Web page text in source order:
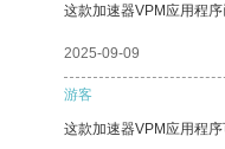
这款加速器VPM应用程
2025-09-09
游客
这款加速器VPM应用程